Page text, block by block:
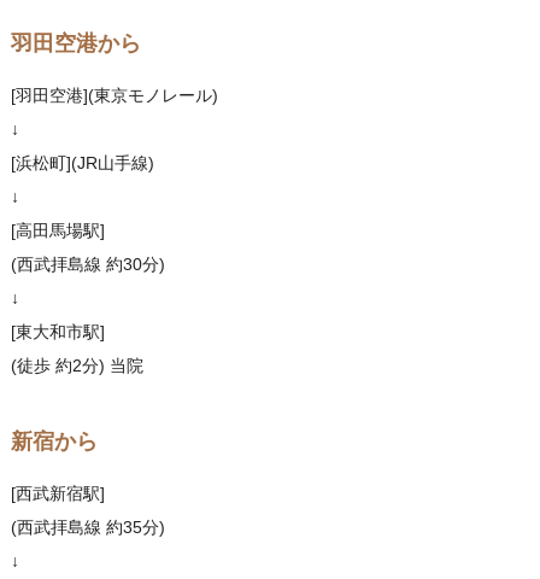
羽田空港から
[羽田空港](東京モノレール)
↓
[浜松町](JR山手線)
↓
[高田馬場駅]
(西武拝島線 約30分)
↓
[東大和市駅]
(徒歩 約2分) 当院
新宿から
[西武新宿駅]
(西武拝島線 約35分)
↓